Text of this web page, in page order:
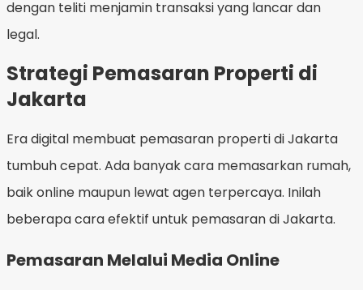
dengan teliti menjamin transaksi yang lancar dan
legal.
Strategi Pemasaran Properti di
Jakarta
Era digital membuat pemasaran properti di Jakarta
tumbuh cepat. Ada banyak cara memasarkan rumah,
baik online maupun lewat agen terpercaya. Inilah
beberapa cara efektif untuk pemasaran di Jakarta.
Pemasaran Melalui Media Online